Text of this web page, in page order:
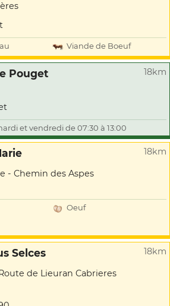
Viande de Boeuf
Pouget 18km
et vendredi de 07:30 à 13:00
18km
- Chemin des Aspes
Oeuf
Selces 18km
de Lieuran Cabrieres